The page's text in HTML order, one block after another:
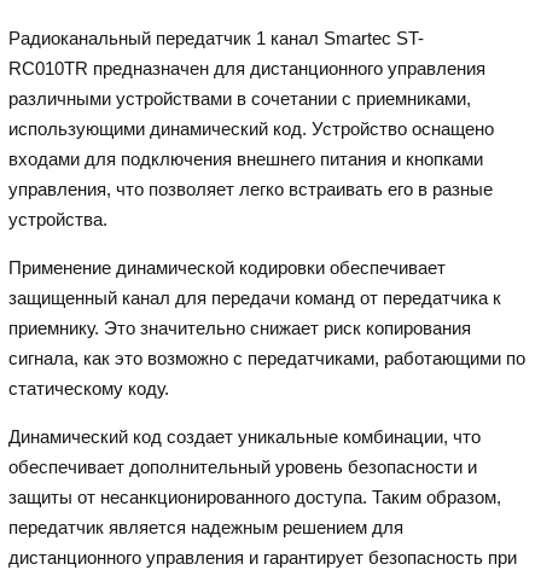
Радиоканальный передатчик 1 канал Smartec ST-
RC010TR предназначен для дистанционного управления
различными устройствами в сочетании с приемниками,
использующими динамический код. Устройство оснащено
входами для подключения внешнего питания и кнопками
управления, что позволяет легко встраивать его в разные
устройства.
Применение динамической кодировки обеспечивает
защищенный канал для передачи команд от передатчика к
приемнику. Это значительно снижает риск копирования
сигнала, как это возможно с передатчиками, работающими по
статическому коду.
Динамический код создает уникальные комбинации, что
обеспечивает дополнительный уровень безопасности и
защиты от несанкционированного доступа. Таким образом,
передатчик является надежным решением для
дистанционного управления и гарантирует безопасность при